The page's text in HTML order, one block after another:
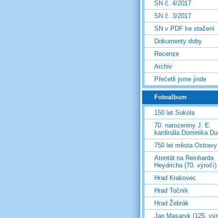
SN č. 4/2017
SN č. 3/2017
SN v PDF ke stažení
Dokumenty doby
Recenze
Archiv
Přečetli jsme jinde
Fotoalbum
150 let Sokola
70. narozeniny J. E.
kardinála Dominika
750 let města Ostravy
Atentát na Reinharda
Heydricha (70. výročí)
Hrad Krakovec
Hrad Točník
Hrad Žebrák
Jan Masaryk (125.